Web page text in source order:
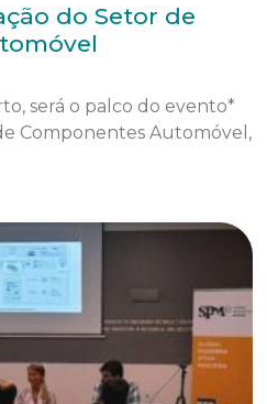
do Setor de
será o palco do evento*
Componentes Automóvel,